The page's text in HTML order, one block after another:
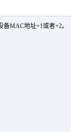
MAC地址+1或者+2。